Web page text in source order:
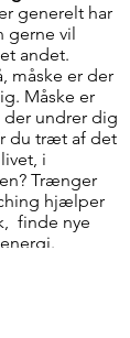
generelt har
gerne vil
andet.
måske er der
Måske er
undrer dig
du træt af det
i
Trænger
hjælper
finde nye